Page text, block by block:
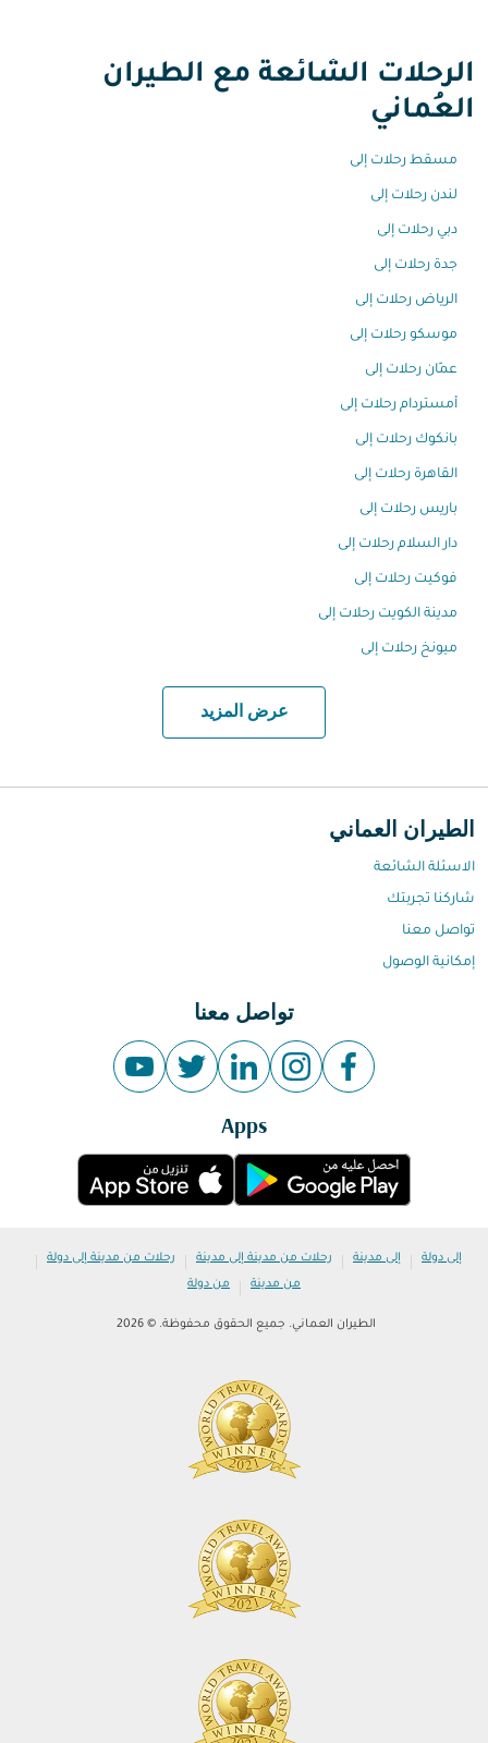
الرحلات الشائعة مع الطيران
العُماني
مسقط رحلات إلى
لندن رحلات إلى
دبي رحلات إلى
جدة رحلات إلى
الرياض رحلات إلى
موسكو رحلات إلى
عمّان رحلات إلى
أمستردام رحلات إلى
بانكوك رحلات إلى
القاهرة رحلات إلى
باريس رحلات إلى
دار السلام رحلات إلى
فوكيت رحلات إلى
مدينة الكويت رحلات إلى
ميونخ رحلات إلى
عرض المزيد
الطيران العماني
الاسئلة الشائعة
شاركنا تجربتك
تواصل معنا
إمكانية الوصول
تواصل معنا
Apps
إلى دولة | إلى مدينة | رحلات من مدينة إلى مدينة | رحلات من مدينة إلى دولة |
من مدينة | من دولة
الطيران العماني. جميع الحقوق محفوظة. © 2026